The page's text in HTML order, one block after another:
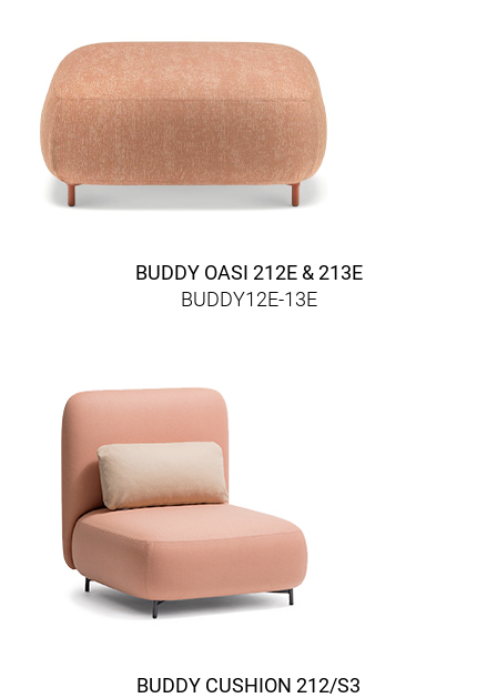
BUDDY OASI 212E & 213E
BUDDY12E-13E
BUDDY CUSHION 212/S3